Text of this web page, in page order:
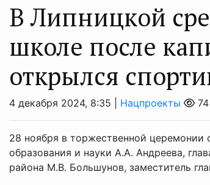
В Липницкой
школе после
открылся
4 декабря 2024, 8:35 | Нацпроекты 74
28 ноября в торжественной церемонии
образования и науки А.А. Андреева,
района М.В. Большунов, заместитель